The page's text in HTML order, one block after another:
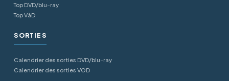
Top DVD/blu-ray
Top VàD
SORTIES
Calendrier des sorties DVD/blu-ray
Calendrier des sorties VOD